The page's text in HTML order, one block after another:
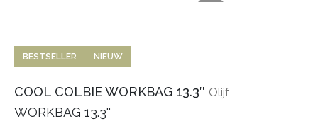
BESTSELLER NIEUW
COOL COLBIE WORKBAG 13.3″ Olijf
WORKBAG 13.3''